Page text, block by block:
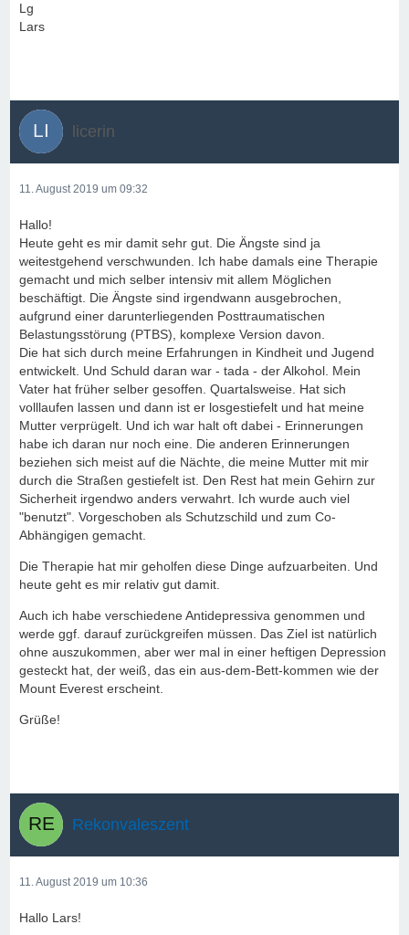
Lg
Lars
licerin
11. August 2019 um 09:32
Hallo!
Heute geht es mir damit sehr gut. Die Ängste sind ja
weitestgehend verschwunden. Ich habe damals eine Therapie
gemacht und mich selber intensiv mit allem Möglichen
beschäftigt. Die Ängste sind irgendwann ausgebrochen,
aufgrund einer darunterliegenden Posttraumatischen
Belastungsstörung (PTBS), komplexe Version davon.
Die hat sich durch meine Erfahrungen in Kindheit und Jugend
entwickelt. Und Schuld daran war - tada - der Alkohol. Mein
Vater hat früher selber gesoffen. Quartalsweise. Hat sich
volllaufen lassen und dann ist er losgestiefelt und hat meine
Mutter verprügelt. Und ich war halt oft dabei - Erinnerungen
habe ich daran nur noch eine. Die anderen Erinnerungen
beziehen sich meist auf die Nächte, die meine Mutter mit mir
durch die Straßen gestiefelt ist. Den Rest hat mein Gehirn zur
Sicherheit irgendwo anders verwahrt. Ich wurde auch viel
"benutzt". Vorgeschoben als Schutzschild und zum Co-
Abhängigen gemacht.
Die Therapie hat mir geholfen diese Dinge aufzuarbeiten. Und
heute geht es mir relativ gut damit.
Auch ich habe verschiedene Antidepressiva genommen und
werde ggf. darauf zurückgreifen müssen. Das Ziel ist natürlich
ohne auszukommen, aber wer mal in einer heftigen Depression
gesteckt hat, der weiß, das ein aus-dem-Bett-kommen wie der
Mount Everest erscheint.
Grüße!
Rekonvaleszent
11. August 2019 um 10:36
Hallo Lars!